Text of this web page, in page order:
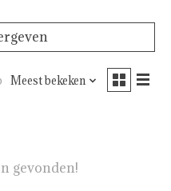
Meest bekeken
gevonden!